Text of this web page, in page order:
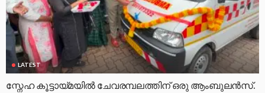
LATEST
സ്നേഹ കൂട്ടായ്മയിൽ ചേവരമ്പലത്തിന് ഒരു ആംബുലൻസ്.